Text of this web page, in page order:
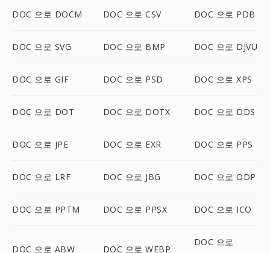
DOC 으로 DOCM DOC 으로 CSV DOC 으로 PDB
DOC 으로 SVG DOC 으로 BMP DOC 으로 DJVU
DOC 으로 GIF DOC 으로 PSD DOC 으로 XPS
DOC 으로 DOT DOC 으로 DOTX DOC 으로 DDS
DOC 으로 JPE DOC 으로 EXR DOC 으로 PPS
DOC 으로 LRF DOC 으로 JBG DOC 으로 ODP
DOC 으로 PPTM DOC 으로 PPSX DOC 으로 ICO
DOC 으로 ABW DOC 으로 WEBP
DOC 으로